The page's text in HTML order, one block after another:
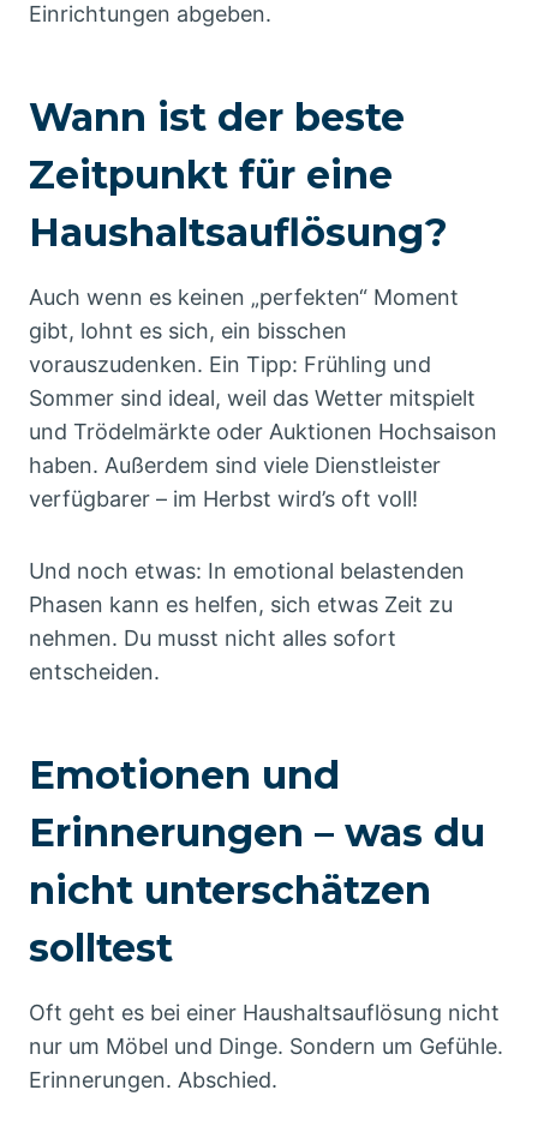
Einrichtungen abgeben.
Wann ist der beste
Zeitpunkt für eine
Haushaltsauflösung?
Auch wenn es keinen „perfekten“ Moment
gibt, lohnt es sich, ein bisschen
vorauszudenken. Ein Tipp: Frühling und
Sommer sind ideal, weil das Wetter mitspielt
und Trödelmärkte oder Auktionen Hochsaison
haben. Außerdem sind viele Dienstleister
verfügbarer – im Herbst wird’s oft voll!
Und noch etwas: In emotional belastenden
Phasen kann es helfen, sich etwas Zeit zu
nehmen. Du musst nicht alles sofort
entscheiden.
Emotionen und
Erinnerungen – was du
nicht unterschätzen
solltest
Oft geht es bei einer Haushaltsauflösung nicht
nur um Möbel und Dinge. Sondern um Gefühle.
Erinnerungen. Abschied.